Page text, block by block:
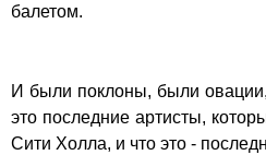
балетом.
И были поклоны, были
это последние артисты,
Сити Холла, и что это -